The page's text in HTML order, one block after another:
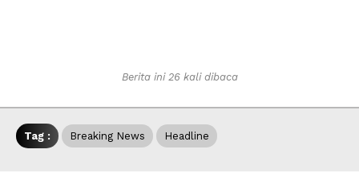
Berita ini 26 kali dibaca
Tag : Breaking News Headline